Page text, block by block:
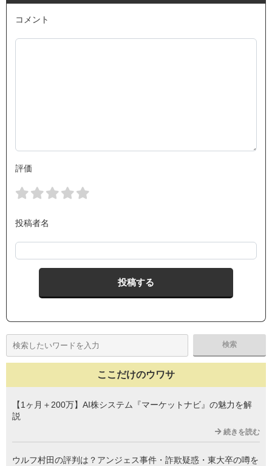
コメント
評価
投稿者名
ここだけのウワサ
【1ヶ月＋200万】AI株システム『マーケットナビ』の魅力を解
説
続きを読む
ウルフ村田の評判は？アンジェス事件・詐欺疑惑・東大卒の噂を